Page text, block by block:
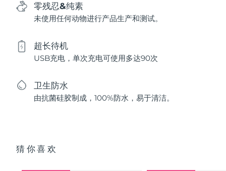
零残忍&纯素
未使用任何动物进行产品生产和测试。
超长待机
USB充电，单次充电可使用多达90次
卫生防水
由抗菌硅胶制成，100%防水，易于清洁。
猜你喜欢